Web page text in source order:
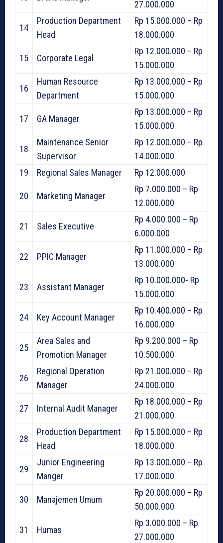
27.000.000
14
Production Department
Head
Rp 15.000.000 – Rp
18.000.000
15 Corporate Legal
Rp 12.000.000 – Rp
15.000.000
16
Human Resource
Department
Rp 13.000.000 – Rp
15.000.000
17 GA Manager
Rp 13.000.000 – Rp
15.000.000
18
Maintenance Senior
Supervisor
Rp 12.000.000 – Rp
14.000.000
19
Regional Sales Manager Rp 12.000.000
20 Marketing Manager
Rp 7.000.000 – Rp
12.000.000
21 Sales Executive
Rp 4.000.000 – Rp
6.000.000
22 PPIC Manager
Rp 11.000.000 – Rp
13.000.000
23 Assistant Manager
Rp 10.000.000- Rp
15.000.000
24 Key Account Manager
Rp 10.400.000 – Rp
16.000.000
25
Area Sales and
Promotion Manager
Rp 9.200.000 – Rp
10.500.000
26
Regional Operation
Manager
Rp 21.000.000 – Rp
24.000.000
27 Internal Audit Manager
Rp 18.000.000 – Rp
21.000.000
28
Production Department
Head
Rp 15.000.000 – Rp
18.000.000
29
Junior Engineering
Manger
Rp 13.000.000 – Rp
17.000.000
30 Manajemen Umum
Rp 20.000.000 – Rp
50.000.000
31 Humas
Rp 3.000.000 – Rp
27.000.000